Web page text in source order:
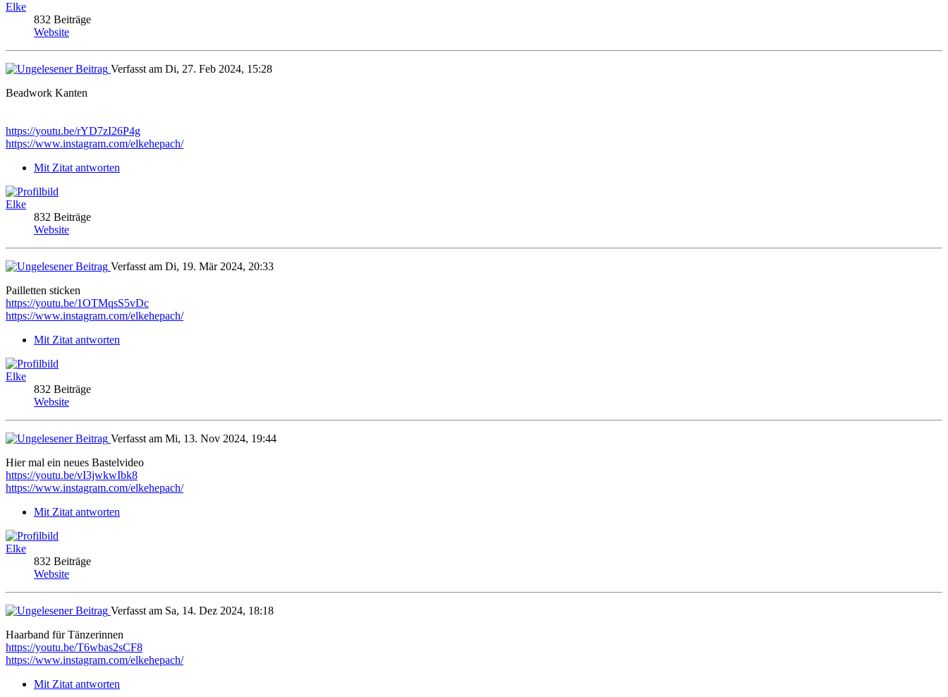
Elke
832 Beiträge
Website
Verfasst am Di, 27. Feb 2024, 15:28
Beadwork Kanten
https://youtu.be/rYD7zI26P4g
https://www.instagram.com/elkehepach/
Mit Zitat antworten
Elke
832 Beiträge
Website
Verfasst am Di, 19. Mär 2024, 20:33
Pailletten sticken
https://youtu.be/1OTMqsS5vDc
https://www.instagram.com/elkehepach/
Mit Zitat antworten
Elke
832 Beiträge
Website
Verfasst am Mi, 13. Nov 2024, 19:44
Hier mal ein neues Bastelvideo
https://youtu.be/vI3jwkwIbk8
https://www.instagram.com/elkehepach/
Mit Zitat antworten
Elke
832 Beiträge
Website
Verfasst am Sa, 14. Dez 2024, 18:18
Haarband für Tänzerinnen
https://youtu.be/T6wbas2sCF8
https://www.instagram.com/elkehepach/
Mit Zitat antworten